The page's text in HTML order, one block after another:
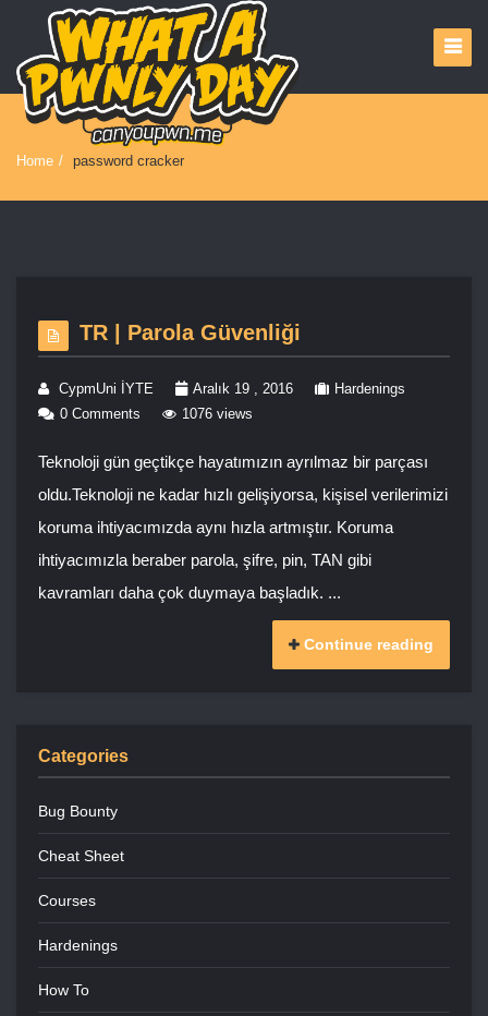
Home / password cracker
TR | Parola Güvenliği
CypmUni İYTE Aralık 19 , 2016
Hardenings
0 Comments
1076 views
Teknoloji gün geçtikçe hayatımızın ayrılmaz bir parçası
oldu.Teknoloji ne kadar hızlı gelişiyorsa, kişisel verilerimizi
koruma ihtiyacımızda aynı hızla artmıştır. Koruma
ihtiyacımızla beraber parola, şifre, pin, TAN gibi
kavramları daha çok duymaya başladık. ...
Continue reading
Categories
Bug Bounty
Cheat Sheet
Courses
Hardenings
How To